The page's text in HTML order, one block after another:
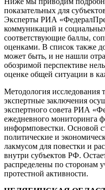
показательных для
Эксперты РИА
коммуникаций и
соответствующие баллы,
оценками. В список также
может быть, и не нашли
обозримой перспективе
оценке общей ситуации в
Методология исследования
экспертные заключения
экспертного совета РИА
ежедневного мониторинга
информповестки. Основой
политические и
лакмусом для повестки и
внутри субъектов РФ.
распределены по сторонам
протестной активности.